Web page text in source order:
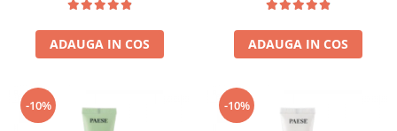
ADAUGA IN COS ADAUGA IN COS
-10% -10%